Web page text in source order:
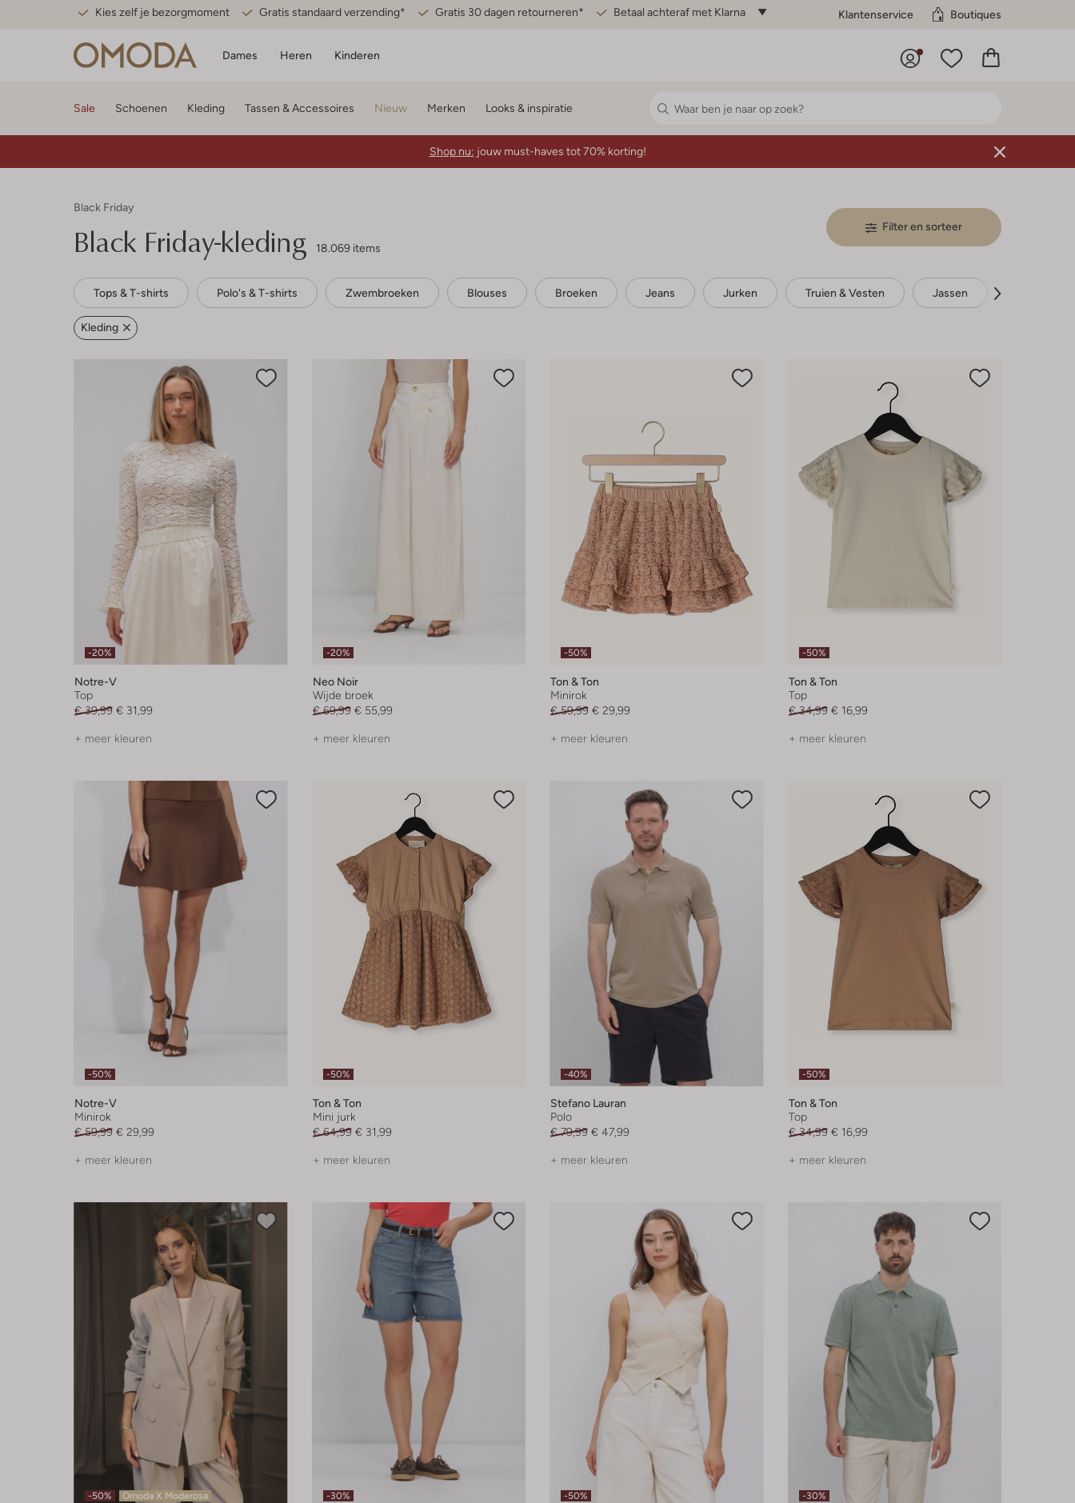
Kies zelf je bezorgmoment Gratis standaard verzending* Gratis 30 dagen retourneren* Betaal achteraf met Klarna Klantenservice Boutiques
Dames Heren Kinderen
Sale Schoenen Kleding Tassen & Accessoires Nieuw Merken Looks & inspiratie
Shop nu: jouw must-haves tot 70% korting!
Black Friday
Black Friday-kleding 18.069 items
Filter en sorteer
Tops & T-shirts Polo's & T-shirts Zwembroeken Blouses Broeken Jeans Jurken Truien & Vesten Jassen
Kleding
-20%
Notre-V
Top
€ 39,99 € 31,99
+ meer kleuren
-20%
Neo Noir
Wijde broek
€ 69,99 € 55,99
+ meer kleuren
-50%
Ton & Ton
Minirok
€ 59,99 € 29,99
+ meer kleuren
-50%
Ton & Ton
Top
€ 34,99 € 16,99
+ meer kleuren
-50%
Notre-V
Minirok
€ 59,99 € 29,99
+ meer kleuren
-50%
Ton & Ton
Mini jurk
€ 64,99 € 31,99
+ meer kleuren
-40%
Stefano Lauran
Polo
€ 79,99 € 47,99
+ meer kleuren
-50%
Ton & Ton
Top
€ 34,99 € 16,99
+ meer kleuren
-50% Omoda X Moderosa -30% -50% -30%